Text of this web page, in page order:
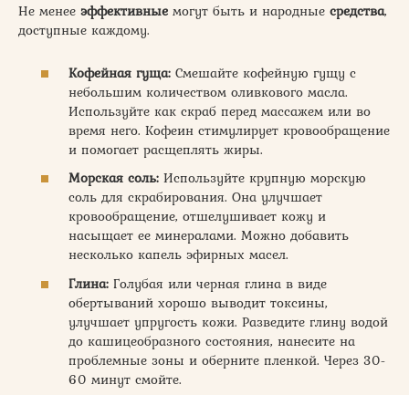
Не менее эффективные могут быть и народные средства,
доступные каждому.
Кофейная гуща: Смешайте кофейную гущу с
небольшим количеством оливкового масла.
Используйте как скраб перед массажем или во
время него. Кофеин стимулирует кровообращение
и помогает расщеплять жиры.
Морская соль: Используйте крупную морскую
соль для скрабирования. Она улучшает
кровообращение, отшелушивает кожу и
насыщает ее минералами. Можно добавить
несколько капель эфирных масел.
Глина: Голубая или черная глина в виде
обертываний хорошо выводит токсины,
улучшает упругость кожи. Разведите глину водой
до кашицеобразного состояния, нанесите на
проблемные зоны и оберните пленкой. Через 30-
60 минут смойте.